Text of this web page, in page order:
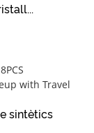
sintètics